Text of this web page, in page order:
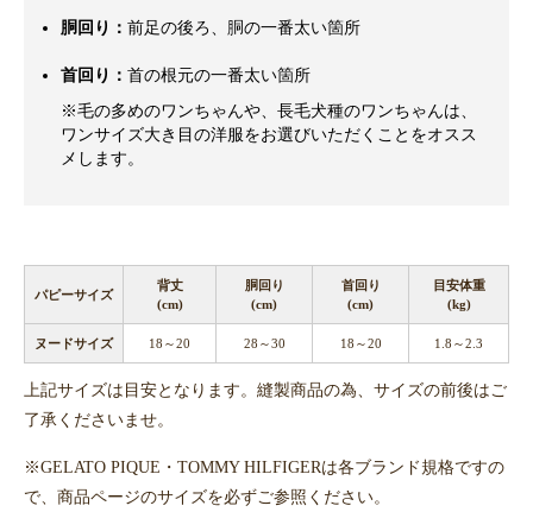
胴回り： 前足の後ろ、胴の一番太い箇所
首回り： 首の根元の一番太い箇所
※毛の多めのワンちゃんや、長毛犬種のワンちゃんは、
ワンサイズ大き目の洋服をお選びいただくことをオスス
メします。
パピーサイズ
背丈
(cm)
胴回り
(cm)
首回り
(cm)
目安体重
(kg)
ヌードサイズ 18～20 28～30 18～20 1.8～2.3
上記サイズは目安となります。縫製商品の為、サイズの前後はご
了承くださいませ。
※GELATO PIQUE・TOMMY HILFIGERは各ブランド規格ですの
で、商品ページのサイズを必ずご参照ください。